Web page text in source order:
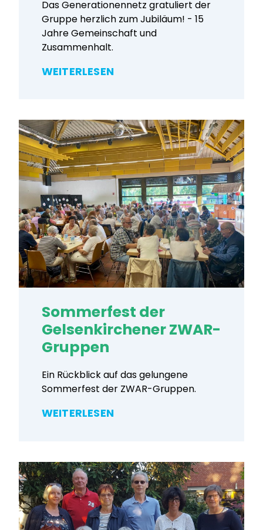
Das Generationennetz gratuliert der
Gruppe herzlich zum Jubiläum! - 15
Jahre Gemeinschaft und
Zusammenhalt.
WEITERLESEN
Sommerfest der
Gelsenkirchener ZWAR-
Gruppen
Ein Rückblick auf das gelungene
Sommerfest der ZWAR-Gruppen.
WEITERLESEN